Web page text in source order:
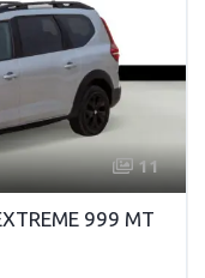
11
999 MT